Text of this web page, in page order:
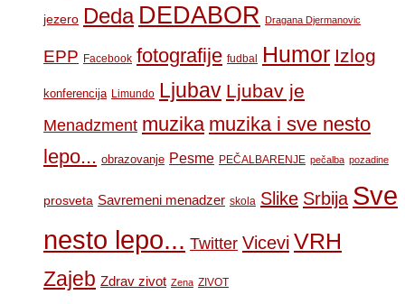
jezero Deda DEDABOR Dragana Djermanovic
EPP Facebook fotografije fudbal Humor Izlog
konferencija Limundo Ljubav Ljubav je
Menadzment muzika muzika i sve nesto
lepo... obrazovanje Pesme PEČALBARENJE pečalba pozadine
prosveta Savremeni menadzer skola Slike Srbija Sve
nesto lepo... Twitter Vicevi VRH
Zajeb Zdrav zivot Zena ZIVOT